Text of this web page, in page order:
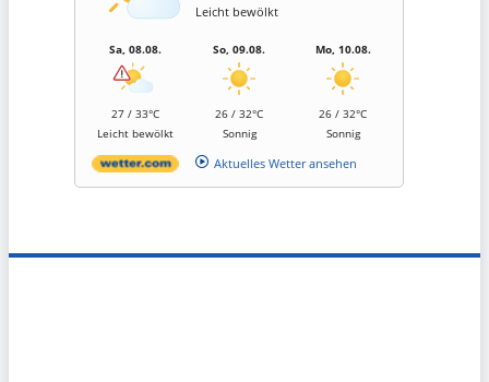
Leicht bewölkt
Sa, 08.08.
27 / 33°C
Leicht bewölkt
So, 09.08.
26 / 32°C
Sonnig
Mo, 10.08.
26 / 32°C
Sonnig
Aktuelles Wetter ansehen